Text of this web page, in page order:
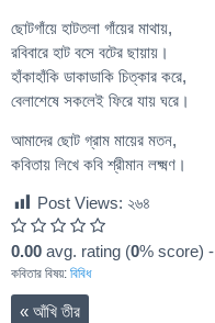
ছোটগাঁয়ে হাটতলা গাঁয়ের মাথায়,
রবিবারে হাট বসে বটের ছায়ায়।
হাঁকাহাঁকি ডাকাডাকি চিত্কার করে,
বেলাশেষে সকলেই ফিরে যায় ঘরে।
আমাদের ছোট গ্রাম মায়ের মতন,
কবিতায় লিখে কবি শ্রীমান লক্ষ্মণ।
Post Views: ২৬৪
0.00 avg. rating (0% score) -
কবিতার বিষয়: বিবিধ
« আঁখি তীর